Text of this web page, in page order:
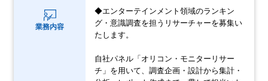
業務内容
◆エンターテインメント領域のランキン
グ・意識調査を担うリサーチャーを募集い
たします。
自社パネル「オリコン・モニターリサー
チ」を用いて、調査企画・設計から集計・